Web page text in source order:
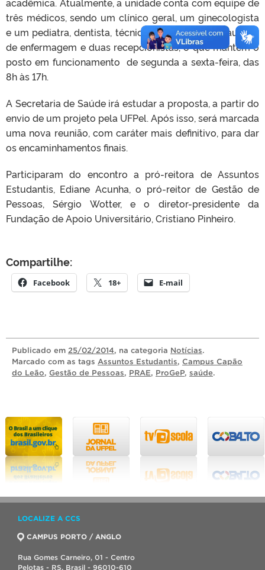
três médicos, sendo um clínico geral, um ginecologista
e um pediatra, dentista, técnica de enfermagem, auxiliar
de enfermagem e duas recepcionistas, o que mantém o
posto em funcionamento de segunda a sexta-feira, das
8h às 17h.
A Secretaria de Saúde irá estudar a proposta, a partir do
envio de um projeto pela UFPel. Após isso, será marcada
uma nova reunião, com caráter mais definitivo, para dar
os encaminhamentos finais.
Participaram do encontro a pró-reitora de Assuntos
Estudantis, Ediane Acunha, o pró-reitor de Gestão de
Pessoas, Sérgio Wotter, e o diretor-presidente da
Fundação de Apoio Universitário, Cristiano Pinheiro.
Compartilhe:
Facebook 18+ E-mail
Publicado em 25/02/2014, na categoria Notícias.
Marcado com as tags Assuntos Estudantis, Campus Capão
do Leão, Gestão de Pessoas, PRAE, ProGeP, saúde.
LOCALIZE A CCS
CAMPUS PORTO / ANGLO
Rua Gomes Carneiro, 01 - Centro
Pelotas - RS, Brasil - 96010-610